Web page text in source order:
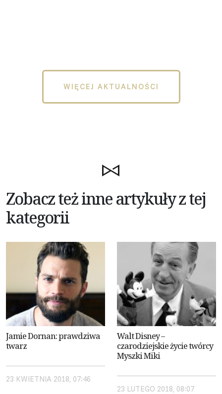
WIĘCEJ AKTUALNOŚCI
Zobacz też inne artykuły z tej
kategorii
Jamie Dornan: prawdziwa
twarz
23 KWIETNIA 2018, 07:46
Walt Disney –
czarodziejskie życie twórcy
Myszki Miki
23 LUTEGO 2018, 08:07